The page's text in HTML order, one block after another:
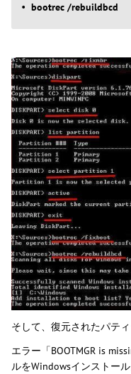
bootrec /rebuildbcd
そして、復元されたパテ
エラー「BOOTMGR is
ルをWindowsインストー